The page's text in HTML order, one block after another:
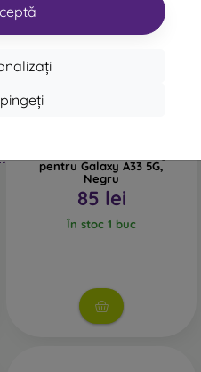
pentru Galaxy A33 5G,
Negru
85 lei
În stoc 1 buc